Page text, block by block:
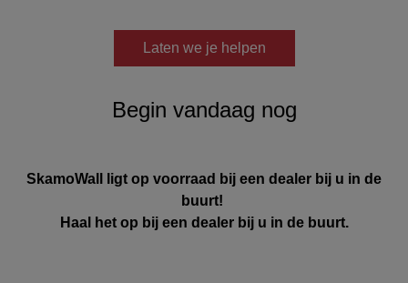
Laten we je helpen
Begin vandaag nog
SkamoWall ligt op voorraad bij een dealer bij u in de
buurt!
Haal het op bij een dealer bij u in de buurt.